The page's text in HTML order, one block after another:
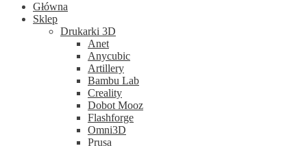
Główna
Sklep
Drukarki 3D
Anet
Anycubic
Artillery
Bambu Lab
Creality
Dobot Mooz
Flashforge
Omni3D
Prusa